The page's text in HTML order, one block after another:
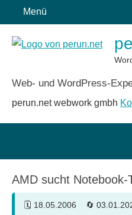
Inhalt
springen
Menü
Web- und WordPress-
perun.net webwork gmbh
AMD sucht Notebook-
18.05.2006